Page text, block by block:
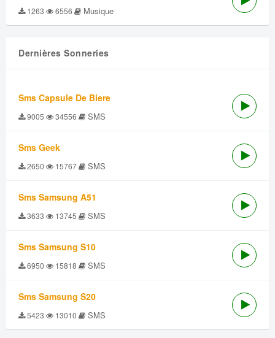
1263 6556 Musique
Dernières Sonneries
Sms Capsule De Biere
9005 34556 SMS
Sms Geek
2650 15767 SMS
Sms Samsung A51
3633 13745 SMS
Sms Samsung S10
6950 15818 SMS
Sms Samsung S20
5423 13010 SMS